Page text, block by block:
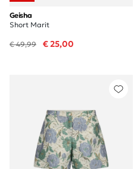
Geisha
Short Marit
€ 49,99 € 25,00